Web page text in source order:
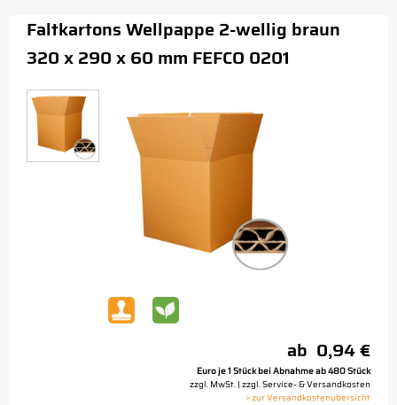
Faltkartons Wellpappe 2-wellig braun
320 x 290 x 60 mm FEFCO 0201
ab 0,94 €
Euro je 1 Stück bei Abnahme ab 480 Stück
zzgl. MwSt. | zzgl. Service- & Versandkosten
> zur Versandkostenübersicht